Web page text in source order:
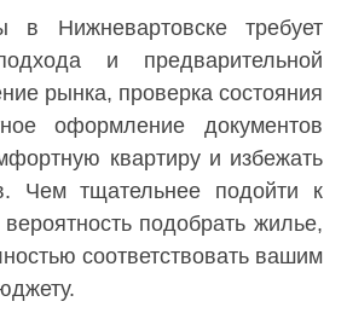
в Нижневартовске требует
и предварительной
рынка, проверка состояния
оформление документов
квартиру и избежать
Чем тщательнее подойти к
подобрать жилье,
соответствовать вашим